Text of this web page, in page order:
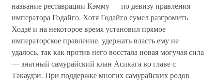
название реставрации Кэмму — по девизу правления
императора Годайго. Хотя Годайго сумел разгромить
Ходзё и на некоторое время установил прямое
императорское правление, удержать власть ему не
удалось, так как против него восстала новая могучая сила
— знатный самурайский клан Асикага во главе с
Такаудзи. При поддержке многих самурайских родов